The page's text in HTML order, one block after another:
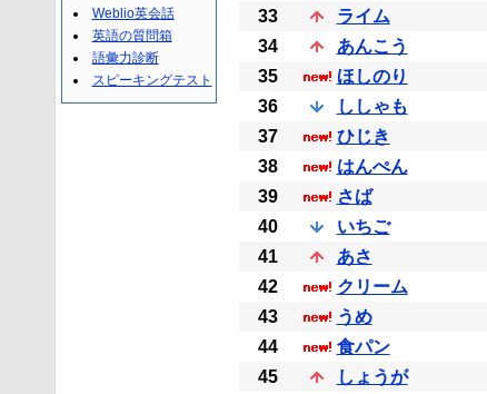
33
ライム
34
あんこう
35
ほしのり
36
ししゃも
37
ひじき
38
はんぺん
39
さば
40
いちご
41
あさ
42
クリーム
43
うめ
44
食パン
45
しょうが
Weblio英会話
英語の質問箱
語彙力診断
スピーキングテスト